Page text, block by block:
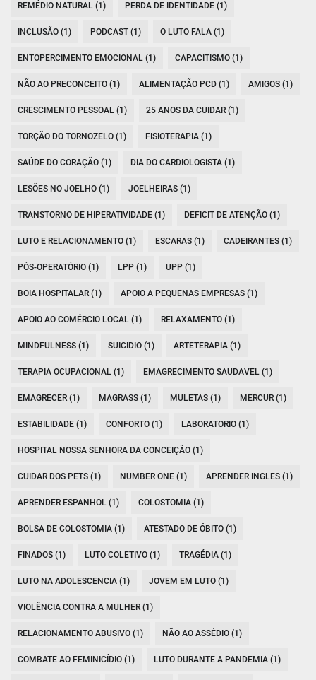
REMÉDIO NATURAL (1) PERDA DE IDENTIDADE (1)
INCLUSÃO (1) PODCAST (1) O LUTO FALA (1)
ENTOPERCIMENTO EMOCIONAL (1) CAPACITISMO (1)
NÃO AO PRECONCEITO (1) ALIMENTAÇÃO PCD (1) AMIGOS (1)
CRESCIMENTO PESSOAL (1) 25 ANOS DA CUIDAR (1)
TORÇÃO DO TORNOZELO (1) FISIOTERAPIA (1)
SAÚDE DO CORAÇÃO (1) DIA DO CARDIOLOGISTA (1)
LESÕES NO JOELHO (1) JOELHEIRAS (1)
TRANSTORNO DE HIPERATIVIDADE (1) DEFICIT DE ATENÇÃO (1)
LUTO E RELACIONAMENTO (1) ESCARAS (1) CADEIRANTES (1)
PÓS-OPERATÓRIO (1) LPP (1) UPP (1)
BOIA HOSPITALAR (1) APOIO A PEQUENAS EMPRESAS (1)
APOIO AO COMÉRCIO LOCAL (1) RELAXAMENTO (1)
MINDFULNESS (1) SUICIDIO (1) ARTETERAPIA (1)
TERAPIA OCUPACIONAL (1) EMAGRECIMENTO SAUDAVEL (1)
EMAGRECER (1) MAGRASS (1) MULETAS (1) MERCUR (1)
ESTABILIDADE (1) CONFORTO (1) LABORATORIO (1)
HOSPITAL NOSSA SENHORA DA CONCEIÇÃO (1)
CUIDAR DOS PETS (1) NUMBER ONE (1) APRENDER INGLES (1)
APRENDER ESPANHOL (1) COLOSTOMIA (1)
BOLSA DE COLOSTOMIA (1) ATESTADO DE ÓBITO (1)
FINADOS (1) LUTO COLETIVO (1) TRAGÉDIA (1)
LUTO NA ADOLESCENCIA (1) JOVEM EM LUTO (1)
VIOLÊNCIA CONTRA A MULHER (1)
RELACIONAMENTO ABUSIVO (1) NÃO AO ASSÉDIO (1)
COMBATE AO FEMINICÍDIO (1) LUTO DURANTE A PANDEMIA (1)